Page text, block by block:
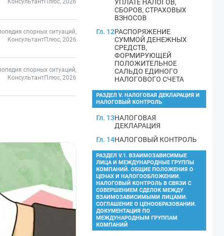
КонсультантПлюс, 2026
спорных ситуаций,
КонсультантПлюс, 2026
спорных ситуаций,
КонсультантПлюс, 2026
УПЛАТЕ НАЛОГОВ,
СБОРОВ, СТРАХОВЫХ
ВЗНОСОВ
Гл. 12РАСПОРЯЖЕНИЕ
СУММОЙ ДЕНЕЖНЫХ
СРЕДСТВ,
ФОРМИРУЮЩЕЙ
ПОЛОЖИТЕЛЬНОЕ
САЛЬДО ЕДИНОГО
НАЛОГОВОГО СЧЕТА
РАЗДЕЛ V. НАЛОГОВАЯ ДЕКЛАРАЦИЯ И
НАЛОГОВЫЙ КОНТРОЛЬ
Гл. 13НАЛОГОВАЯ
ДЕКЛАРАЦИЯ
Гл. 14НАЛОГОВЫЙ КОНТРОЛЬ
РАЗДЕЛ V.1. ВЗАИМОЗАВИСИМЫЕ
ЛИЦА И МЕЖДУНАРОДНЫЕ ГРУППЫ
КОМПАНИЙ. ОБЩИЕ ПОЛОЖЕНИЯ О
ЦЕНАХ И НАЛОГООБЛОЖЕНИИ.
НАЛОГОВЫЙ КОНТРОЛЬ В СВЯЗИ С
СОВЕРШЕНИЕМ СДЕЛОК МЕЖДУ
ВЗАИМОЗАВИСИМЫМИ ЛИЦАМИ.
СОГЛАШЕНИЕ О ЦЕНООБРАЗОВАНИИ.
ДОКУМЕНТАЦИЯ ПО
МЕЖДУНАРОДНЫМ ГРУППАМ
КОМПАНИЙ